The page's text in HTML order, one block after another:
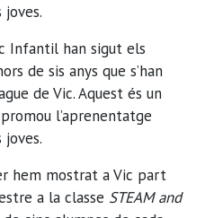
Infantil han sigut els
de sis anys que s’han
de Vic. Aquest és un
l’aprenentatge
hem mostrat a Vic part
a la classe STEAM and